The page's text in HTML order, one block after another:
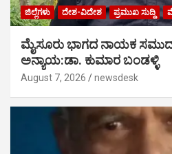
ಜಿಲ್ಲೆಗಳು ದೇಶ-ವಿದೇಶ ಪ್ರಮುಖ ಸುದ್ದಿ
ಮೈಸೂರು ಭಾಗದ ನಾಯಕ
ಅನ್ಯಾಯ:ಡಾ. ಕುಮಾರ ಬಂಡಳ್ಳಿ
August 7, 2026 newsdesk